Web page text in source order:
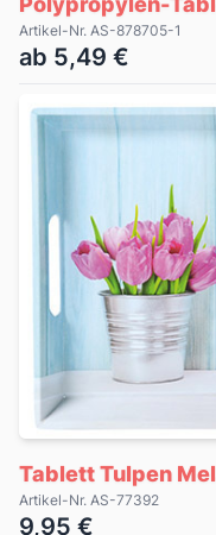
Artikel-Nr. AS-878705-1
ab 5,49 €
Tablett Tulpen
Artikel-Nr. AS-77392
9,95 €